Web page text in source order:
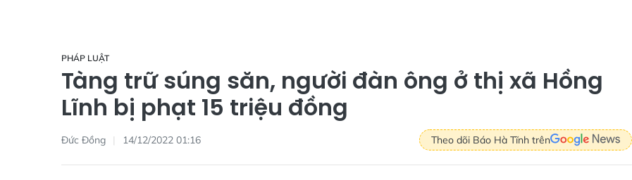
PHÁP LUẬT
Tàng trữ súng săn, người đàn ông ở thị xã Hồng
Lĩnh bị phạt 15 triệu đồng
Đức Đồng 14/12/2022 01:16 Theo dõi Báo Hà Tĩnh trên